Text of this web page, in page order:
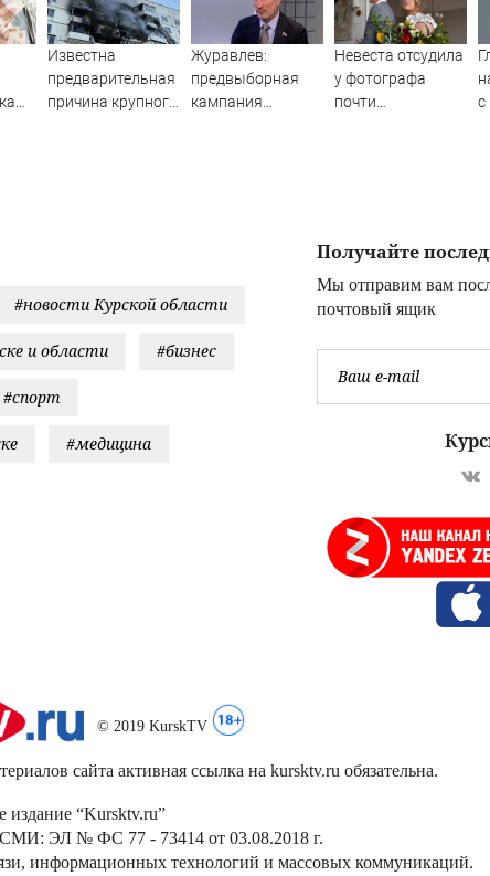
Известна
предварительная
причина крупного
Журавлев:
предвыборная
кампания
Невеста отсудила
у фотографа
почти
с
Получайте
Мы отправим вам
почтовый ящик
#новости Курской области
и области #бизнес
#спорт
#медицина
© 2019 KurskTV
сайта активная ссылка на kursktv.ru обязательна.
“Kursktv.ru”
СМИ: ЭЛ № ФС 77 - 73414 от 03.08.2018 г.
информационных технологий и массовых коммуникаций.